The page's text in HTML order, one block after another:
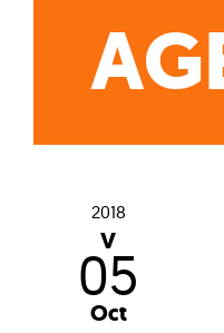
2018
V
05
Oct